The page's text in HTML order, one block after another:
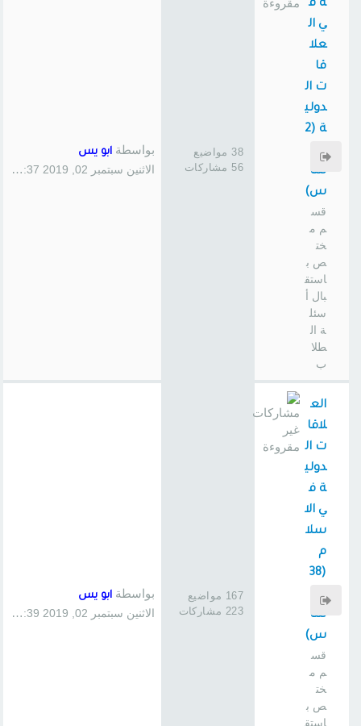
ة ف
ي ال
علا
قا
ت ال
دولي
ة (2
45
سا
س)
قس
م م
خت
ص ب
استق
بال أ
سئل
ة ال
طلا
ب
38 مواضيع
56 مشاركات
بواسطة ابو يس
الاثنين سبتمبر 02, 2019 1:37 pm
الع
لاقا
ت ال
دولي
ة ف
ي الا
سلا
م
(38
0
سا
س)
قس
م م
خت
ص ب
استق
167 مواضيع
223 مشاركات
بواسطة ابو يس
الاثنين سبتمبر 02, 2019 1:39 pm